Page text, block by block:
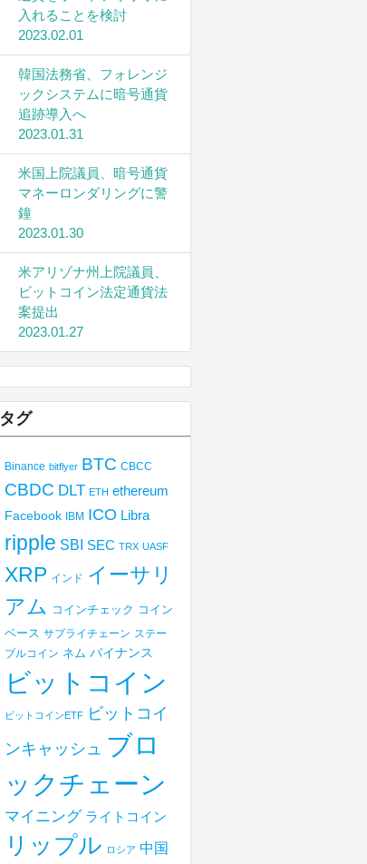
入れることを検討
2023.02.01
韓国法務省、フォレンジ
ックシステムに暗号通貨
追跡導入へ
2023.01.31
米国上院議員、暗号通貨
マネーロンダリングに警
鐘
2023.01.30
米アリゾナ州上院議員、
ビットコイン法定通貨法
案提出
2023.01.27
タグ
Binance bitflyer BTC CBCC
CBDC DLT ETH ethereum
Facebook IBM ICO Libra
ripple SBI SEC TRX UASF
XRP インド イーサリ
アム コインチェック コイン
ベース サプライチェーン ステー
ブルコイン ネム バイナンス
ビットコイン
ビットコインETF
ビットコイ
ンキャッシュ ブロ
ックチェーン
マイニング ライトコイン
リップル ロシア 中国